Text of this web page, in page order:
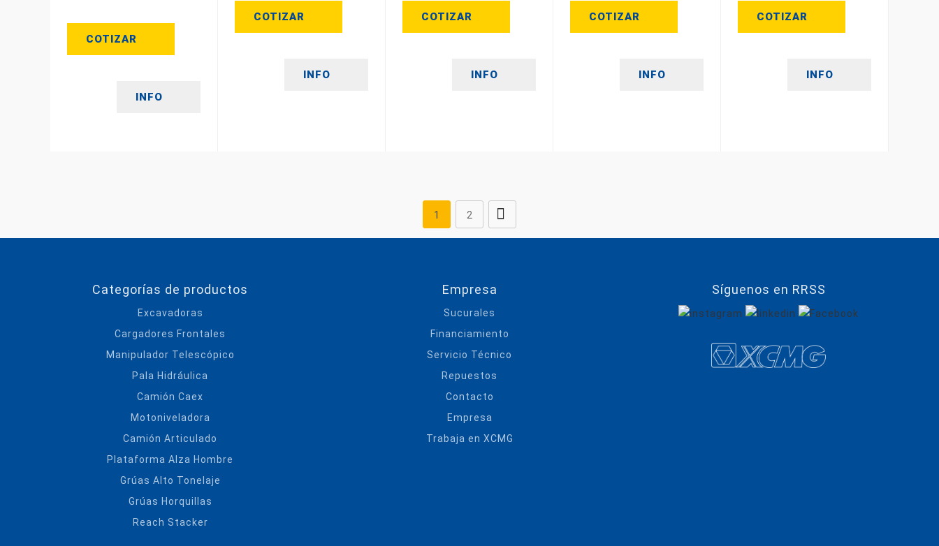
COTIZAR
INFO
COTIZAR
INFO
COTIZAR
INFO
COTIZAR
INFO
COTIZAR
INFO
1 2
Categorías de productos
Excavadoras
Cargadores Frontales
Manipulador Telescópico
Pala Hidráulica
Camión Caex
Motoniveladora
Camión Articulado
Plataforma Alza Hombre
Grúas Alto Tonelaje
Grúas Horquillas
Reach Stacker
Empresa
Sucurales
Financiamiento
Servicio Técnico
Repuestos
Contacto
Empresa
Trabaja en XCMG
Síguenos en RRSS